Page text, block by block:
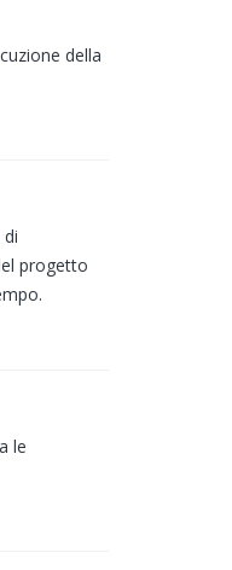
della
progetto
le